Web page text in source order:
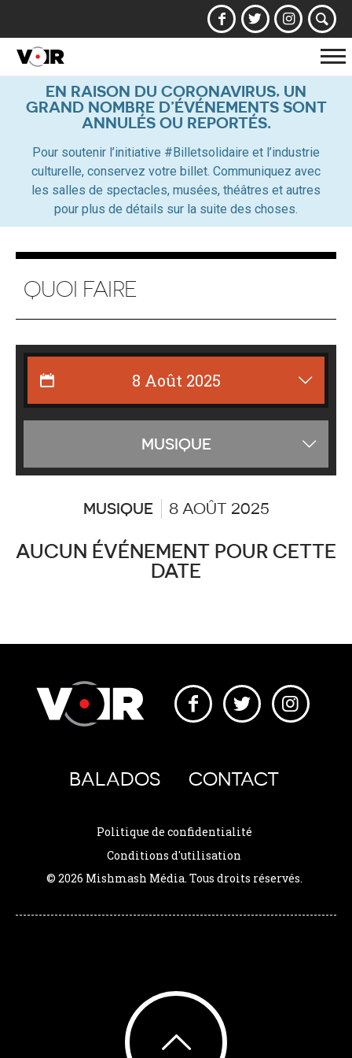
la
EN RAISON DU CORONAVIRUS, UN
GRAND NOMBRE D’ÉVÉNEMENTS SONT
ANNULÉS OU REPORTÉS.
Pour soutenir l’initiative #Billetsolidaire et l’industrie
culturelle, conservez votre billet. Communiquez avec
les salles de spectacles, musées, théâtres et autres
pour plus de détails sur la suite des choses.
QUOI FAIRE
MUSIQUE
les
MUSIQUE 8 AOÛT 2025
AUCUN ÉVÉNEMENT POUR CETTE
DATE
BALADOS CONTACT
Politique de confidentialité
Conditions d'utilisation
© 2026 Mishmash Média. Tous droits réservés.